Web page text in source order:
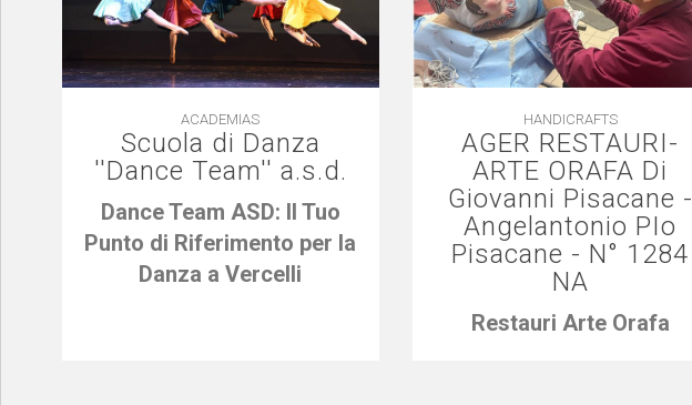
ACADEMIAS
Scuola di Danza
''Dance Team'' a.s.d.
Dance Team ASD: Il Tuo
Punto di Riferimento per la
Danza a Vercelli
HANDICRAFTS
AGER RESTAURI-
ARTE ORAFA Di
Giovanni Pisacane -
Angelantonio PIo
Pisacane - N° 1284
NA
Restauri Arte Orafa